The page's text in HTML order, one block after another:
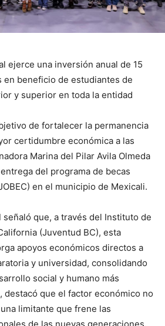
ejerce una inversión anual de 15
en beneficio de estudiantes de
y superior en toda la entidad
de fortalecer la permanencia
certidumbre económica a las
Marina del Pilar Avila Olmeda
del programa de becas
en el municipio de Mexicali.
señaló que, a través del Instituto de
(Juventud BC), esta
apoyos económicos directos a
y universidad, consolidando
social y humano más
destacó que el factor económico no
limitante que frene las
de las nuevas generaciones.